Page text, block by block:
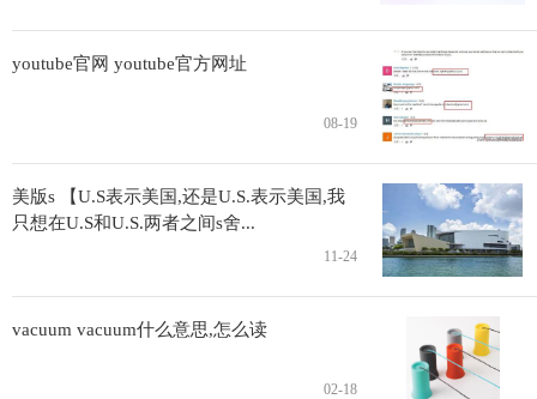
youtube官网 youtube官方网址
08-19
美版s 【U.S表示美国,还是U.S.表示美国,我
只想在U.S和U.S.两者之间s舍...
11-24
vacuum vacuum什么意思,怎么读
02-18